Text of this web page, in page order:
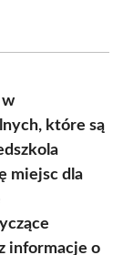
które są
miejsc dla
informacje o